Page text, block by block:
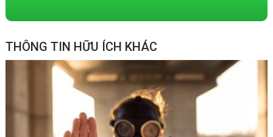
THÔNG TIN HỮU ÍCH KHÁC